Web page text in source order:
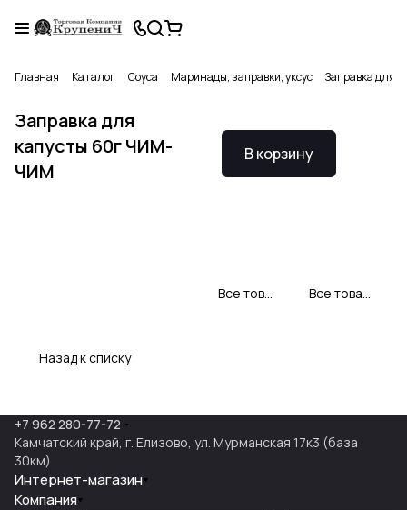
Главная Каталог Соуса Маринады, заправки, уксус Заправка для
Заправка для
капусты 60г ЧИМ-
ЧИМ
В корзину
Все товары Чим Чим Все товары категории
Назад к списку
+7 962 280-77-72
Камчатский край, г. Елизово, ул. Мурманская 17к3 (база
30км)
Интернет-магазин
Компания